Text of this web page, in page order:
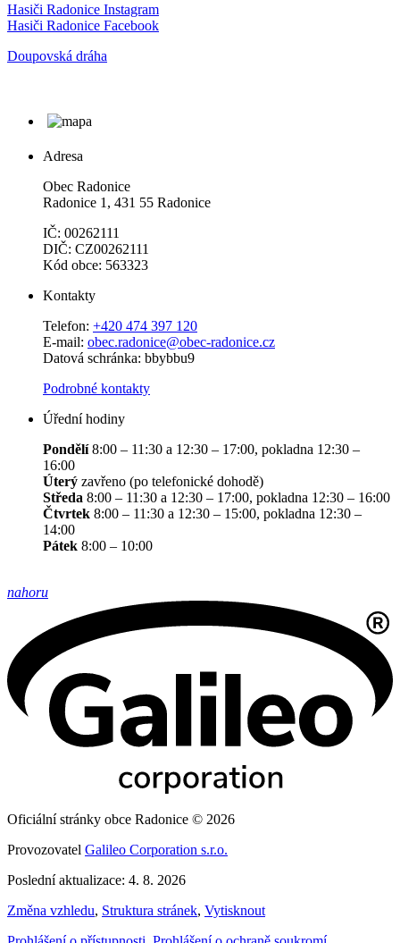
Hasiči Radonice Instagram
Hasiči Radonice Facebook
Doupovská dráha
Adresa
Obec Radonice
Radonice 1, 431 55 Radonice
IČ: 00262111
DIČ: CZ00262111
Kód obce: 563323
Kontakty
Telefon: +420 474 397 120
E-mail: obec.radonice@obec-radonice.cz
Datová schránka: bbybbu9
Podrobné kontakty
Úřední hodiny
Pondělí8:00 – 11:30 a 12:30 – 17:00, pokladna 12:30 –
16:00
Úterý zavřeno (po telefonické dohodě)
Středa 8:00 – 11:30 a 12:30 – 17:00, pokladna 12:30 – 16:00
Čtvrtek 8:00 – 11:30 a 12:30 – 15:00, pokladna 12:30 –
14:00
Pátek 8:00 – 10:00
nahoru
Oficiální stránky obce Radonice © 2026
Provozovatel Galileo Corporation s.r.o.
Poslední aktualizace: 4. 8. 2026
Změna vzhledu, Struktura stránek, Vytisknout